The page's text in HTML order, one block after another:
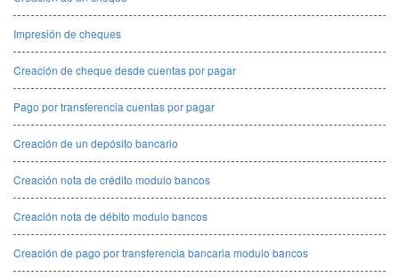
Impresión de cheques
Creación de cheque desde cuentas por pagar
Pago por transferencia cuentas por pagar
Creación de un depósito bancario
Creación nota de crédito modulo bancos
Creación nota de débito modulo bancos
Creación de pago por transferencia bancaria modulo bancos